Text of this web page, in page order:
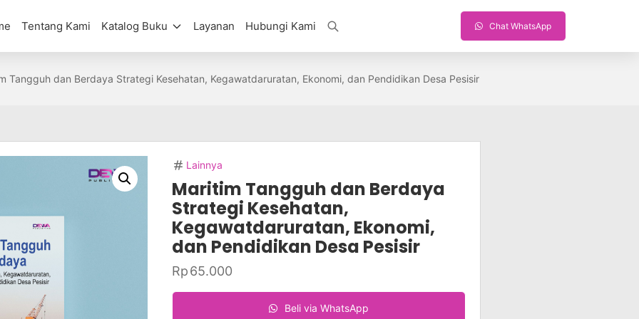
Tentang Kami Katalog Buku Layanan Hubungi Kami Chat WhatsApp
Tangguh dan Berdaya Strategi Kesehatan, Kegawatdaruratan, Ekonomi, dan Pendidikan Desa Pesisir
Lainnya
Maritim Tangguh dan Berdaya
Strategi Kesehatan,
Kegawatdaruratan, Ekonomi,
dan Pendidikan Desa Pesisir
Rp65.000
Beli via WhatsApp